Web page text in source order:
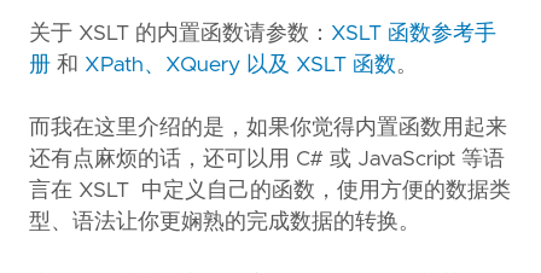
关于 XSLT 的内置函数请参数： XSLT 函数参考手
册 和 XPath、XQuery 以及 XSLT 函数。
而我在这里介绍的是，如果你觉得内置函数用起来
还有点麻烦的话，还可以用 C# 或 JavaScript 等语
言在 XSLT 中定义自己的函数，使用方便的数据类
型、语法让你更娴熟的完成数据的转换。